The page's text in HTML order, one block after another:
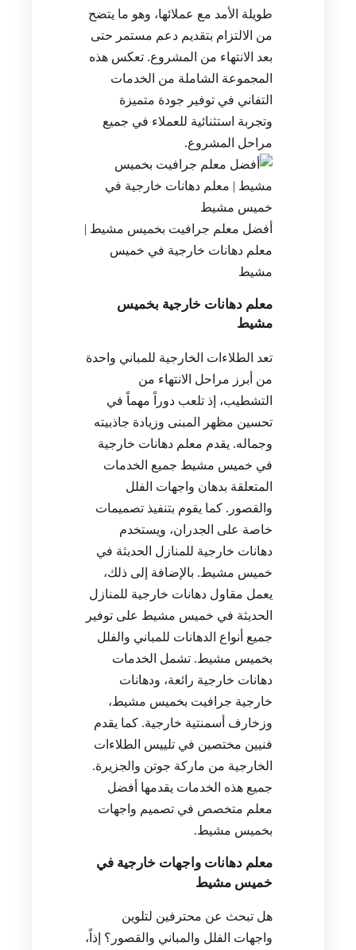
طويلة الأمد مع عملائها، وهو ما يتضح
من الالتزام بتقديم دعم مستمر حتى
بعد الانتهاء من المشروع. تعكس هذه
المجموعة الشاملة من الخدمات
التفاني في توفير جودة متميزة
وتجربة استثنائية للعملاء في جميع
مراحل المشروع.
أفضل معلم جرافيت بخميس مشيط |
معلم دهانات خارجية في خميس
مشيط
معلم دهانات خارجية بخميس
مشيط
تعد الطلاءات الخارجية للمباني واحدة
من أبرز مراحل الانتهاء من
التشطيب، إذ تلعب دوراً مهماً في
تحسين مظهر المبنى وزيادة جاذبيته
وجماله. يقدم معلم دهانات خارجية
في خميس مشيط جميع الخدمات
المتعلقة بدهان واجهات الفلل
والقصور. كما يقوم بتنفيذ تصميمات
خاصة على الجدران، ويستخدم
دهانات خارجية للمنازل الحديثة في
خميس مشيط. بالإضافة إلى ذلك،
يعمل مقاول دهانات خارجية للمنازل
الحديثة في خميس مشيط على توفير
جميع أنواع الدهانات للمباني والفلل
بخميس مشيط. تشمل الخدمات
دهانات خارجية رائعة، ودهانات
خارجية جرافيت بخميس مشيط،
وزخارف أسمنتية خارجية. كما يقدم
فنيين مختصين في تلييس الطلاءات
الخارجية من ماركة جوتن والجزيرة.
جميع هذه الخدمات يقدمها أفضل
معلم متخصص في تصميم واجهات
بخميس مشيط.
معلم دهانات واجهات خارجية في
خميس مشيط
هل تبحث عن محترفين لتلوين
واجهات الفلل والمباني والقصور؟ إذاً،